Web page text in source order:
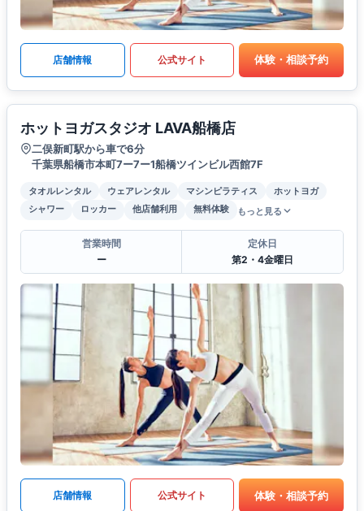
店舗情報 公式サイト 体験・相談予約
ホットヨガスタジオ LAVA船橋店
二俣新町駅から車で6分
千葉県船橋市本町7ー7ー1船橋ツインビル西館7F
タオルレンタル ウェアレンタル マシンピラティス
ホットヨガ
シャワー
ロッカー 他店舗利用 無料体験 もっと見る
営業時間
ー
定休日
第2・4金曜日
店舗情報 公式サイト 体験・相談予約